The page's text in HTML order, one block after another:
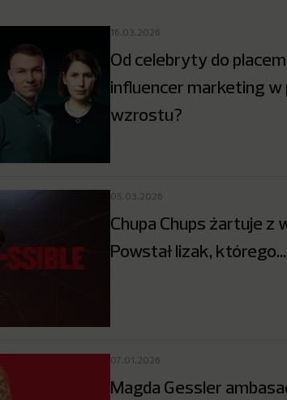
16.03.2026
Od celebryty do
influencer marketing w
wzrostu?
05.03.2026
Chupa Chups żartuje z
Powstał lizak,
07.01.2026
Magda Gessler